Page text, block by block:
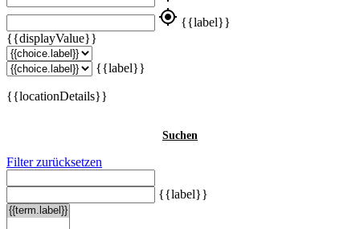
my_location {{label}}
{{displayValue}}
{{label}}
{{locationDetails}}
Suchen
Filter zurücksetzen
{{label}}